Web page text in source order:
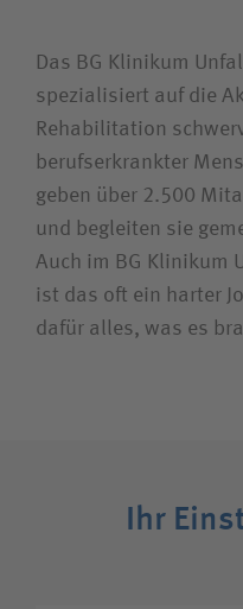
Zuweiserin /
Bewerberin /
Journalistin /
Hamburg
Ludwigshafen
Murnau
Osnabrück
Pflege- und
Reinigung und Service
Sonstige
Therapie
Das BG Klinikum
spezialisiert auf die
Rehabilitation
berufserkrankter
geben über 2.500
und begleiten sie
Auch im BG Klinikum
ist das oft ein harter
dafür alles, was es
Ihr